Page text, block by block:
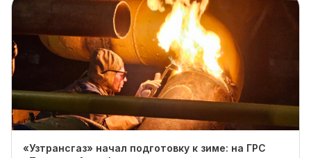
«Узтрансгаз» начал подготовку к зиме: на ГРС